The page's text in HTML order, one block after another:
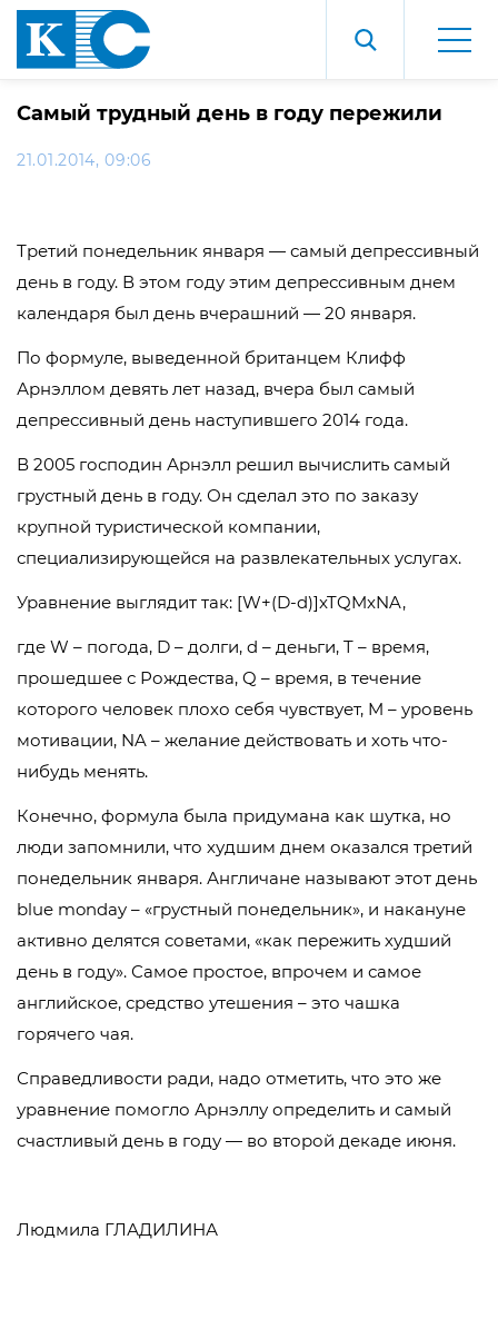
Самый трудный день в году пережили
21.01.2014, 09:06
Третий понедельник января — самый депрессивный
день в году. В этом году этим депрессивным днем
календаря был день вчерашний — 20 января.
По формуле, выведенной британцем Клифф
Арнэллом девять лет назад, вчера был самый
депрессивный день наступившего 2014 года.
В 2005 господин Арнэлл решил вычислить самый
грустный день в году. Он сделал это по заказу
крупной туристической компании,
специализирующейся на развлекательных услугах.
Уравнение выглядит так: [W+(D-d)]xTQMxNA,
где W – погода, D – долги, d – деньги, T – время,
прошедшее с Рождества, Q – время, в течение
которого человек плохо себя чувствует, M – уровень
мотивации, NA – желание действовать и хоть что-
нибудь менять.
Конечно, формула была придумана как шутка, но
люди запомнили, что худшим днем оказался третий
понедельник января. Англичане называют этот день
blue monday – «грустный понедельник», и накануне
активно делятся советами, «как пережить худший
день в году». Самое простое, впрочем и самое
английское, средство утешения – это чашка
горячего чая.
Справедливости ради, надо отметить, что это же
уравнение помогло Арнэллу определить и самый
счастливый день в году — во второй декаде июня.
Людмила ГЛАДИЛИНА